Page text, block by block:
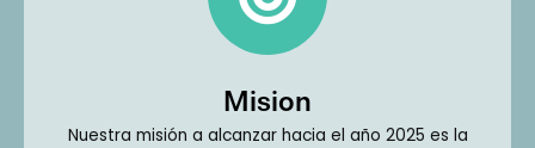
Mision
Nuestra misión a alcanzar hacia el año 2025 es la